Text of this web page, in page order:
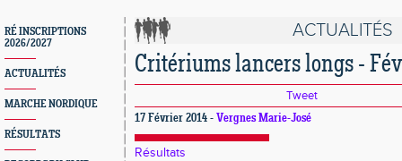
RÉ INSCRIPTIONS
2026/2027
ACTUALITÉS
MARCHE NORDIQUE
RÉSULTATS
ACTUALITÉS
Critériums lancers longs -
Tweet
17 Février 2014 - Vergnes Marie-José
Résultats